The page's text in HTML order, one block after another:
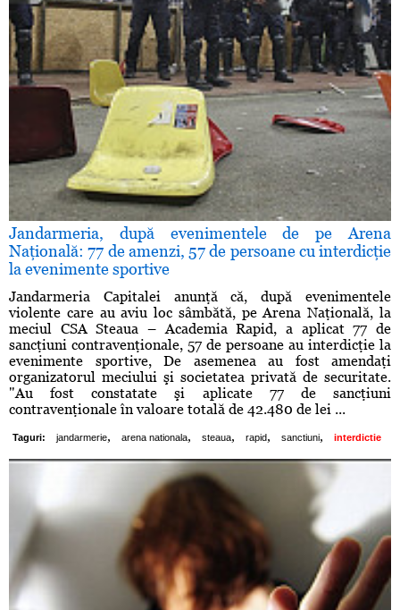
Jandarmeria, după evenimentele de pe Arena
Naţională: 77 de amenzi, 57 de persoane cu interdicţie
la evenimente sportive
Jandarmeria Capitalei anunţă că, după evenimentele
violente care au aviu loc sâmbătă, pe Arena Naţională, la
meciul CSA Steaua – Academia Rapid, a aplicat 77 de
sancţiuni contravenţionale, 57 de persoane au interdicţie la
evenimente sportive, De asemenea au fost amendaţi
organizatorul meciului şi societatea privată de securitate.
"Au fost constatate şi aplicate 77 de sancţiuni
contravenţionale în valoare totală de 42.480 de lei ...
Taguri: jandarmerie, arena nationala, steaua, rapid, sanctiuni, interdictie